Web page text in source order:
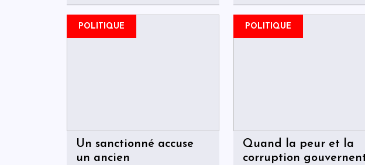
POLITIQUE
Un sanctionné accuse
un ancien
POLITIQUE
Quand la peur et la
corruption